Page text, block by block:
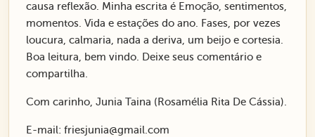
causa reflexão. Minha escrita é Emoção, sentimentos,
momentos. Vida e estações do ano. Fases, por vezes
loucura, calmaria, nada a deriva, um beijo e cortesia.
Boa leitura, bem vindo. Deixe seus comentário e
compartilha.
Com carinho, Junia Taina (Rosamélia Rita De Cássia).
E-mail: friesjunia@gmail.com